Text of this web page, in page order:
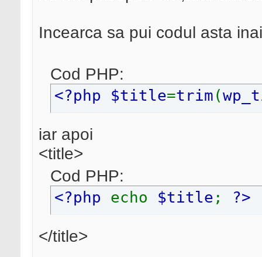
Incearca sa pui codul asta
Cod PHP:
<?php $title=trim (
iar apoi
<title>
Cod PHP:
<?php echo $title ; ?>
</title>